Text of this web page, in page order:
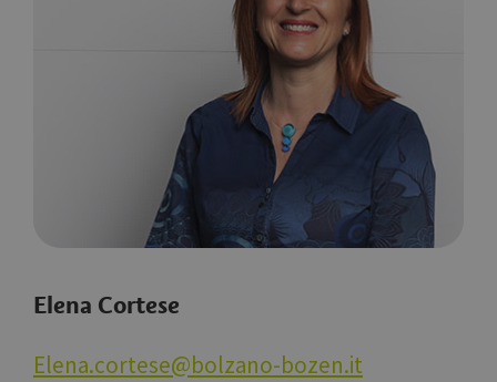
Elena Cortese
Elena.cortese@bolzano-bozen.it